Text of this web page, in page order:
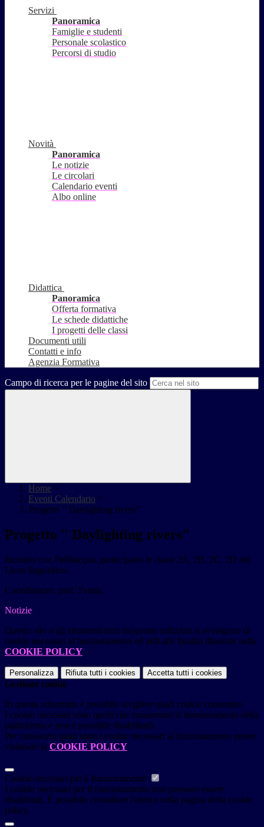
Servizi
Panoramica
Famiglie e studenti
Personale scolastico
Percorsi di studio
Novità
Panoramica
Le notizie
Le circolari
Calendario eventi
Albo online
Didattica
Panoramica
Offerta formativa
Le schede didattiche
I progetti delle classi
Documenti utili
Contatti e info
Agenzia Formativa
Campo di ricerca per le pagine del sito
Home >
Eventi Calendario >
Progetto " Daylighting rivers"
Progetto " Daylighting rivers"
Incontro con Publiacqua, partecipano le classi 2A, 2B, 2C, 2D del
Liceo linguistico.
Coordinatore: prof. Femia.
Notizie
Questo sito o gli strumenti terzi da questo utilizzati si avvalgono di
cookie necessari al funzionamento ed utili alle finalità illustrate nella
COOKIE POLICY.
Personalizza Rifiuta tutti i cookies Accetta tutti i cookies
Gestione cookie
In questa schermata è possibile scegliere quali cookie consentire.
I cookie necessari sono quelli che consentono il funzionamento della
piattaforma e non è possibile disabilitarli.
Per conoscere quali sono i cookie necessari al funzionamento potete
visionare la COOKIE POLICY.
Cookie necessari per il funzionamento
I cookie necessari per il funzionamento non possono essere
disabilitati. È possibile consultare l'elenco nella pagina della cookie
policy.